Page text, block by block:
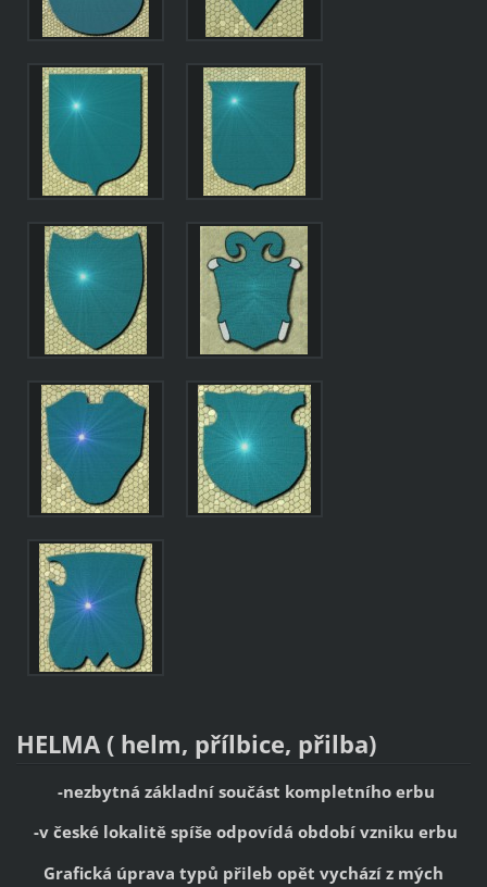
HELMA ( helm, přílbice, přilba)
-nezbytná základní součást kompletního erbu
-v české lokalitě spíše odpovídá období vzniku erbu
Grafická úprava typů přileb opět vychází z mých